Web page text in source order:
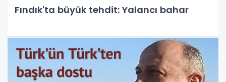
Fındık'ta büyük tehdit: Yalancı bahar